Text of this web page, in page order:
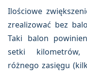
Ilościowe
zrealizować bez
Taki balon
setki kilometrów,
różnego zasięgu